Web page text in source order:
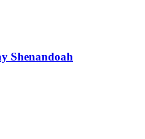
Shenandoah